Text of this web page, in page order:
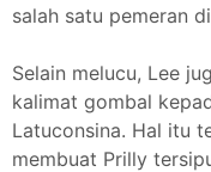
salah satu pemeran
Selain melucu, Lee
kalimat gombal
Latuconsina. Hal itu
membuat Prilly